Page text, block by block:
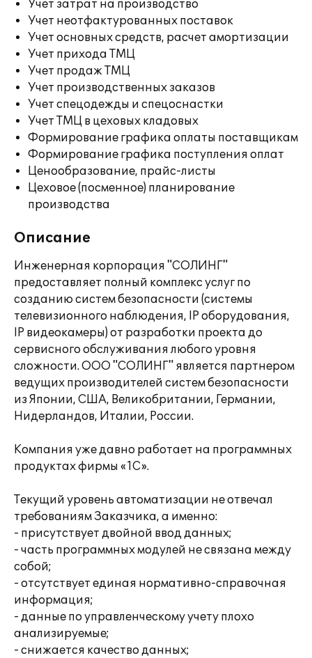
Учет затрат на производство
Учет неотфактурованных поставок
Учет основных средств, расчет амортизации
Учет прихода ТМЦ
Учет продаж ТМЦ
Учет производственных заказов
Учет спецодежды и спецоснастки
Учет ТМЦ в цеховых кладовых
Формирование графика оплаты поставщикам
Формирование графика поступления оплат
Ценообразование, прайс-листы
Цеховое (посменное) планирование
производства
Описание
Инженерная корпорация "СОЛИНГ"
предоставляет полный комплекс услуг по
созданию систем безопасности (системы
телевизионного наблюдения, IP оборудования,
IP видеокамеры) от разработки проекта до
сервисного обслуживания любого уровня
сложности. ООО "СОЛИНГ" является партнером
ведущих производителей систем безопасности
из Японии, США, Великобритании, Германии,
Нидерландов, Италии, России.
Компания уже давно работает на программных
продуктах фирмы «1С».
Текущий уровень автоматизации не отвечал
требованиям Заказчика, а именно:
- присутствует двойной ввод данных;
- часть программных модулей не связана между
собой;
- отсутствует единая нормативно-справочная
информация;
- данные по управленческому учету плохо
анализируемые;
- снижается качество данных;